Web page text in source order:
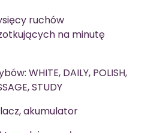
ruchów
na minutę
WHITE, DAILY, POLISH,
STUDY
akumulator